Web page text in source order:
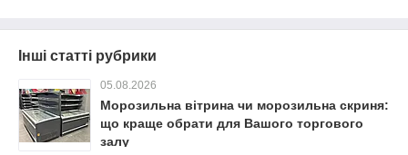
Інші статті рубрики
05.08.2026
Морозильна вітрина чи морозильна скриня:
що краще обрати для Вашого торгового
залу